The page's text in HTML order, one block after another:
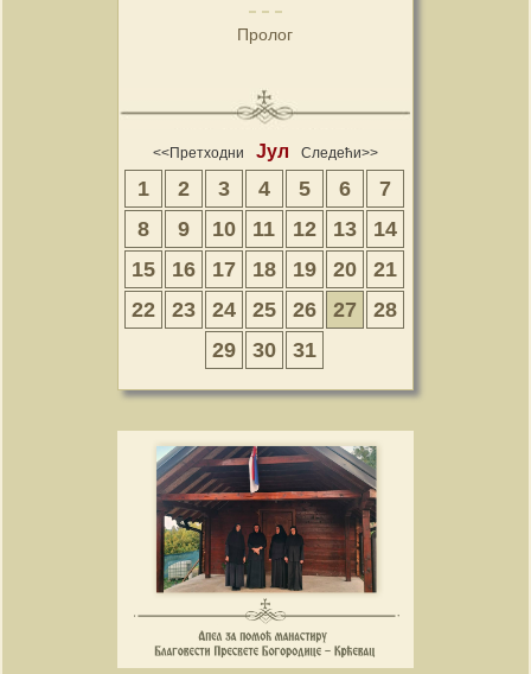
Пролог
<<Претходни Јул Следећи>>
1 2 3 4 5 6
7
8
9 10 11 12 13
14
15
16 17 18 19 20
21
22
23 24 25 26 27
28
29
30 31